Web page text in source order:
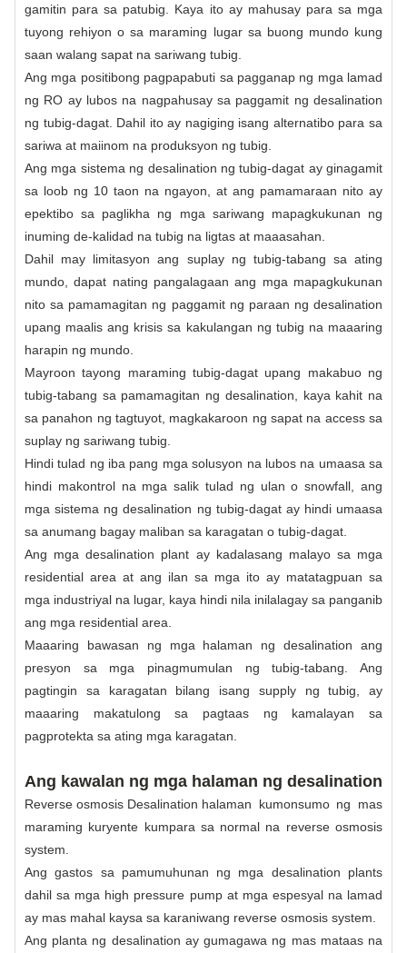
gamitin para sa patubig. Kaya ito ay mahusay para sa mga
tuyong rehiyon o sa maraming lugar sa buong mundo kung
saan walang sapat na sariwang tubig.
Ang mga positibong pagpapabuti sa pagganap ng mga lamad
ng RO ay lubos na nagpahusay sa paggamit ng desalination
ng tubig-dagat. Dahil ito ay nagiging isang alternatibo para sa
sariwa at maiinom na produksyon ng tubig.
Ang mga sistema ng desalination ng tubig-dagat ay ginagamit
sa loob ng 10 taon na ngayon, at ang pamamaraan nito ay
epektibo sa paglikha ng mga sariwang mapagkukunan ng
inuming de-kalidad na tubig na ligtas at maaasahan.
Dahil may limitasyon ang suplay ng tubig-tabang sa ating
mundo, dapat nating pangalagaan ang mga mapagkukunan
nito sa pamamagitan ng paggamit ng paraan ng desalination
upang maalis ang krisis sa kakulangan ng tubig na maaaring
harapin ng mundo.
Mayroon tayong maraming tubig-dagat upang makabuo ng
tubig-tabang sa pamamagitan ng desalination, kaya kahit na
sa panahon ng tagtuyot, magkakaroon ng sapat na access sa
suplay ng sariwang tubig.
Hindi tulad ng iba pang mga solusyon na lubos na umaasa sa
hindi makontrol na mga salik tulad ng ulan o snowfall, ang
mga sistema ng desalination ng tubig-dagat ay hindi umaasa
sa anumang bagay maliban sa karagatan o tubig-dagat.
Ang mga desalination plant ay kadalasang malayo sa mga
residential area at ang ilan sa mga ito ay matatagpuan sa
mga industriyal na lugar, kaya hindi nila inilalagay sa panganib
ang mga residential area.
Maaaring bawasan ng mga halaman ng desalination ang
presyon sa mga pinagmumulan ng tubig-tabang. Ang
pagtingin sa karagatan bilang isang supply ng tubig, ay
maaaring makatulong sa pagtaas ng kamalayan sa
pagprotekta sa ating mga karagatan.
Ang kawalan ng mga halaman ng desalination
Reverse osmosis Desalination halaman kumonsumo ng mas
maraming kuryente kumpara sa normal na reverse osmosis
system.
Ang gastos sa pamumuhunan ng mga desalination plants
dahil sa mga high pressure pump at mga espesyal na lamad
ay mas mahal kaysa sa karaniwang reverse osmosis system.
Ang planta ng desalination ay gumagawa ng mas mataas na